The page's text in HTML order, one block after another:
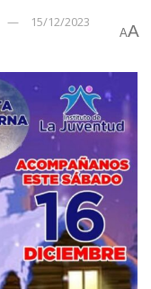
15/12/2023
AA